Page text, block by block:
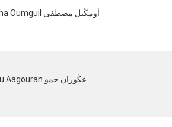
Mustapha Oumguil أومڭيل مصطفى
Hammou Aagouran عڭوران حمو